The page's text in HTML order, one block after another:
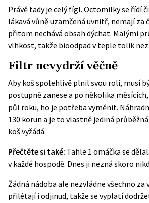
Právě tady je celý fígl. Octomilky se řídí
lákavá vůně uzamčená uvnitř, nemají za
přitom nechává obsah dýchat. Malými
vlhkost, takže bioodpad v teple tolik
Filtr nevydrží věčně
Aby koš spolehlivě plnil svou roli, musí
postupně zanese a po několika
půl roku, ho je potřeba vyměnit.
130 korun a je to vlastně jediná
koš vyžádá.
Přečtěte si také: Tahle 1 omáčka se
v každé hospodě. Dnes ji nezná skoro
Žádná nádoba ale nezvládne všechno za
přilétají i odjinud, takže se vyplatí